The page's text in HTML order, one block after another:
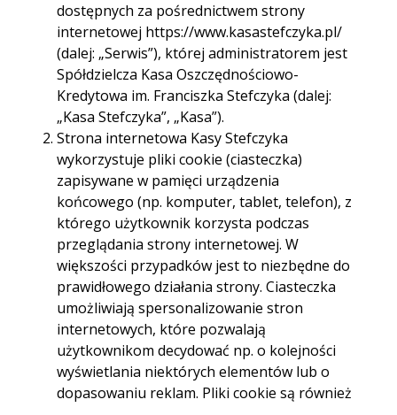
39-302 Mielec, Al. Niepodległości 5
Godziny otwarcia: pon. - pt. 09.00 -16.30
Telefon: 175838730
175853768
E-mail: 065mielec.niepodleglosci@kasystefczyka.pl
Trasa Start
dostępnych za pośrednictwem strony
internetowej https://www.kasastefczyka.pl/
(dalej: „Serwis”), której administratorem jest
Spółdzielcza Kasa Oszczędnościowo-
Kredytowa im. Franciszka Stefczyka (dalej:
„Kasa Stefczyka”, „Kasa”).
Strona internetowa Kasy Stefczyka
wykorzystuje pliki cookie (ciasteczka)
zapisywane w pamięci urządzenia
końcowego (np. komputer, tablet, telefon), z
którego użytkownik korzysta podczas
przeglądania strony internetowej. W
większości przypadków jest to niezbędne do
prawidłowego działania strony. Ciasteczka
umożliwiają spersonalizowanie stron
internetowych, które pozwalają
użytkownikom decydować np. o kolejności
wyświetlania niektórych elementów lub o
dopasowaniu reklam. Pliki cookie są również